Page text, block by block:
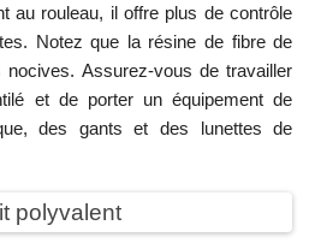
au rouleau, il offre plus de contrôle
Notez que la résine de fibre de
Assurez-vous de travailler
et de porter un équipement de
des gants et des lunettes de
polyvalent